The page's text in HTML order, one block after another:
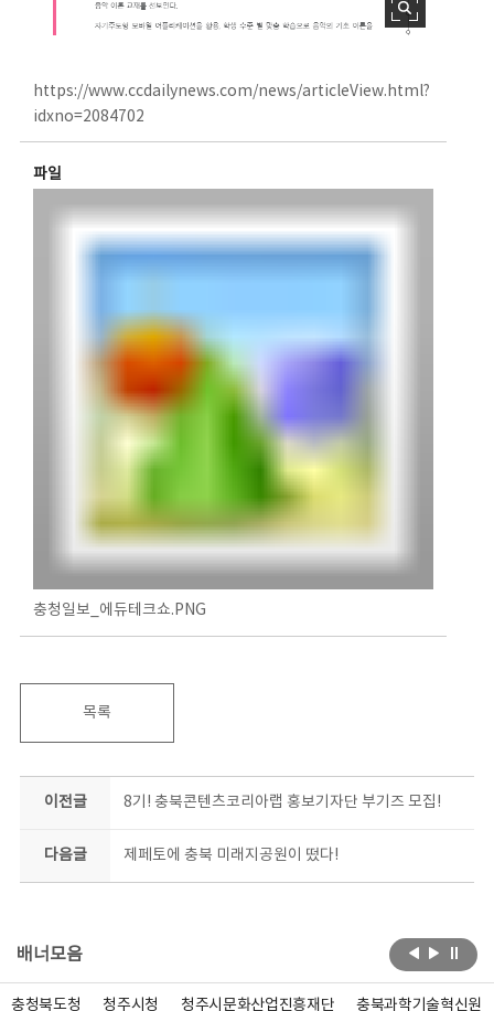
https://www.ccdailynews.com/news/articleView.html?
idxno=2084702
파일
충청일보_에듀테크쇼.PNG
목록
이전글 8기! 충북콘텐츠코리아랩 홍보기자단 부기즈 모집!
다음글 제페토에 충북 미래지공원이 떴다!
배너모음
충청북도청 청주시청 청주시문화산업진흥재단 충북과학기술혁신원